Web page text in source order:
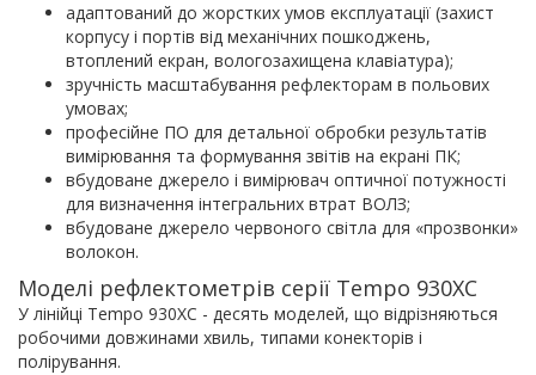
адаптований до жорстких умов експлуатації (захист
корпусу і портів від механічних пошкоджень,
втоплений екран, вологозахищена клавіатура);
зручність масштабування рефлекторам в польових
умовах;
професійне ПО для детальної обробки результатів
вимірювання та формування звітів на екрані ПК;
вбудоване джерело і вимірювач оптичної потужності
для визначення інтегральних втрат ВОЛЗ;
вбудоване джерело червоного світла для «прозвонки»
волокон.
Моделі рефлектометрів серії Tempo 930XC
У лінійці Tempo 930XC - десять моделей, що відрізняються
робочими довжинами хвиль, типами конекторів і
полірування.